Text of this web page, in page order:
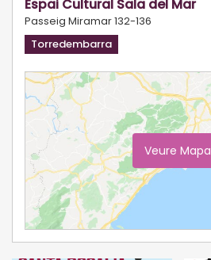
Espai Cultural Sala del Mar
Passeig Miramar 132-136
Torredembarra
Veure Mapa